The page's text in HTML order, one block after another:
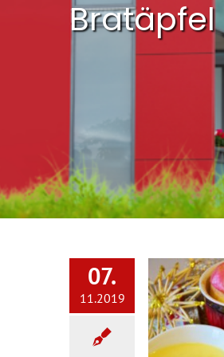
Bratäpfel
07.
11.2019